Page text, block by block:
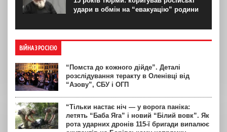
удари в обмін на “евакуацію” родини
ВІЙНА З РОСІЄЮ
“Помста до кожного дійде”. Деталі
розслідування теракту в Оленівці від
“Азову”, СБУ і ОГП
“Тільки настає ніч — у ворога паніка:
летять “Баба Яга” і новий “Білий вовк”. Як
рота ударних дронів 115-ї бригади випалює